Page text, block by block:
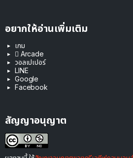
อยากให้อ่านเพิ่มเติม
เกม
 Arcade
วอลเปเปอร์
LINE
Google
Facebook
สัญญาอนุญาต